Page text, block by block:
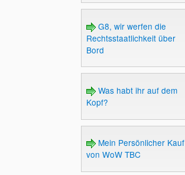
G8, wir werfen die
Rechtsstaatlichkeit über
Bord
Was habt ihr auf dem
Kopf?
Mein Persönlicher Kauf
von WoW TBC